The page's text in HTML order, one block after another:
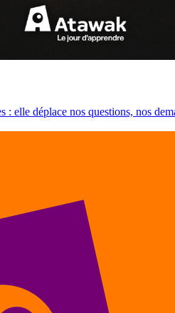
: elle déplace nos questions, nos